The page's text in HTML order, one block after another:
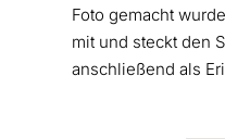
Foto gemacht
mit und steckt den
anschließend als